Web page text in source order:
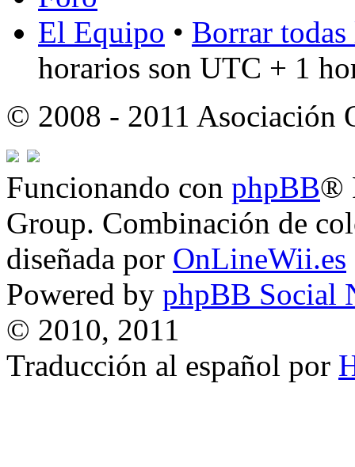
El Equipo • Borrar
horarios son UTC + 1
© 2008 - 2011 Asociación
Funcionando con phpBB®
Group. Combinación de
diseñada por OnLineWii.es
Powered by phpBB Social
© 2010, 2011
Traducción al español por